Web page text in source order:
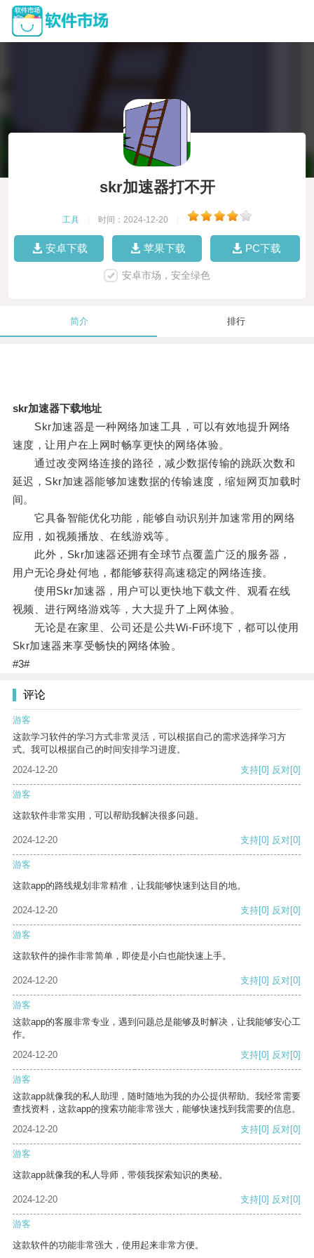
skr加速器打不开
工具 时间：2024-12-20
安卓下载 苹果下载 PC下载
安卓市场，安全绿色
简介 排行
skr加速器下载地址
Skr加速器是一种网络加速工具，可以有效地提升网络
速度，让用户在上网时畅享更快的网络体验。
通过改变网络连接的路径，减少数据传输的跳跃次数和
延迟，Skr加速器能够加速数据的传输速度，缩短网页加载时
间。
它具备智能优化功能，能够自动识别并加速常用的网络
应用，如视频播放、在线游戏等。
此外，Skr加速器还拥有全球节点覆盖广泛的服务器，
用户无论身处何地，都能够获得高速稳定的网络连接。
使用Skr加速器，用户可以更快地下载文件、观看在线
视频、进行网络游戏等，大大提升了上网体验。
无论是在家里、公司还是公共Wi-Fi环境下，都可以使用
Skr加速器来享受畅快的网络体验。
#3#
评论
游客
这款学习软件的学习方式非常灵活，可以根据自己的需求选择学习方
式。我可以根据自己的时间安排学习进度。
2024-12-20
支持[0] 反对[0]
游客
这款软件非常实用，可以帮助我解决很多问题。
2024-12-20 支持[0] 反对[0]
游客
这款app的路线规划非常精准，让我能够快速到达目的地。
2024-12-20 支持[0] 反对[0]
游客
这款软件的操作非常简单，即使是小白也能快速上手。
2024-12-20 支持[0] 反对[0]
游客
这款app的客服非常专业，遇到问题总是能够及时解决，让我能够安心工
作。
2024-12-20
支持[0] 反对[0]
游客
这款app就像我的私人助理，随时随地为我的办公提供帮助。我经常需要
查找资料，这款app的搜索功能非常强大，能够快速找到我需要的信息。
2024-12-20
支持[0] 反对[0]
游客
这款app就像我的私人导师，带领我探索知识的奥秘。
2024-12-20 支持[0] 反对[0]
游客
这款软件的功能非常强大，使用起来非常方便。